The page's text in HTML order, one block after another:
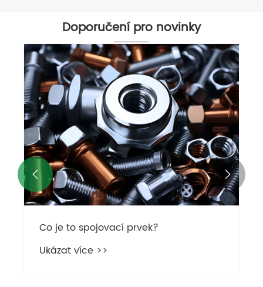
Doporučení pro novinky
Co je to spojovací prvek?
Ukázat více >>
 